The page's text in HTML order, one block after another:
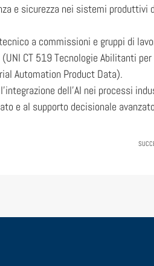
e sicurezza nei sistemi produttivi
a commissioni e gruppi di
CT 519 Tecnologie Abilitanti per
Automation Product Data).
dell’AI nei processi
e al supporto decisionale